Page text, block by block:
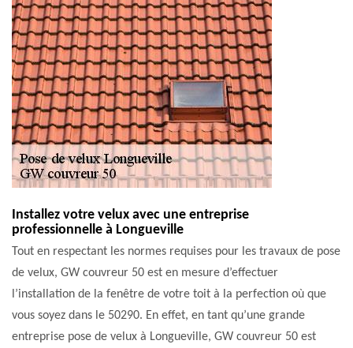
Installez votre velux avec une entreprise
professionnelle à Longueville
Tout en respectant les normes requises pour les travaux de pose
de velux, GW couvreur 50 est en mesure d’effectuer
l’installation de la fenêtre de votre toit à la perfection où que
vous soyez dans le 50290. En effet, en tant qu’une grande
entreprise pose de velux à Longueville, GW couvreur 50 est